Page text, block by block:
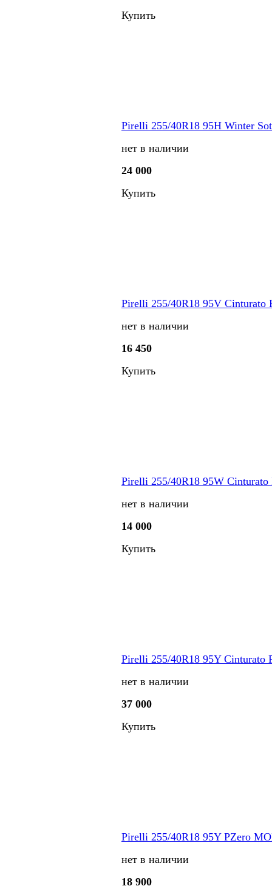
Купить
Pirelli 255/40R18 95H Winter
нет в наличии
24 000
Купить
Pirelli 255/40R18 95V Cinturato
нет в наличии
16 450
Купить
Pirelli 255/40R18 95W Cinturato
нет в наличии
14 000
Купить
Pirelli 255/40R18 95Y Cinturato
нет в наличии
37 000
Купить
Pirelli 255/40R18 95Y PZero
нет в наличии
18 900